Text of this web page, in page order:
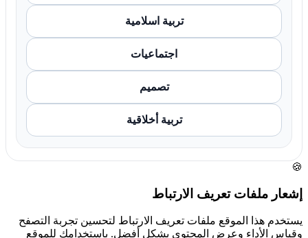
تربية اسلامية
اجتماعيات
تصميم
تربية أخلاقية
🍪
إشعار ملفات تعريف الارتباط
يستخدم هذا الموقع ملفات تعريف الارتباط لتحسين تجربة التصفح
وقياس الأداء وعرض المحتوى بشكل أفضل. باستخدامك للموقع